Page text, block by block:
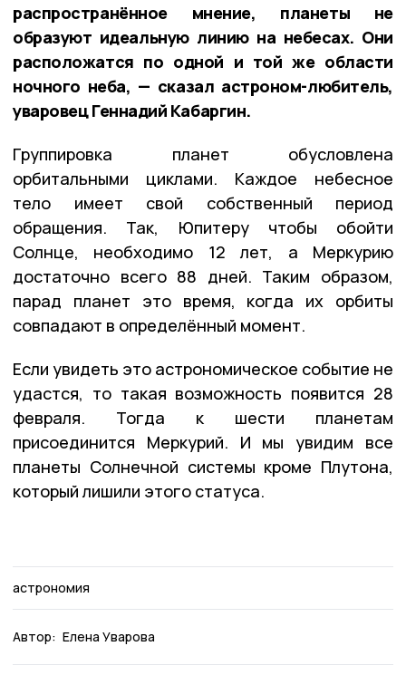
распространённое мнение, планеты не
образуют идеальную линию на небесах. Они
расположатся по одной и той же области
ночного неба, — сказал астроном-любитель,
уваровец Геннадий Кабаргин.
Группировка планет обусловлена
орбитальными циклами. Каждое небесное
тело имеет свой собственный период
обращения. Так, Юпитеру чтобы обойти
Солнце, необходимо 12 лет, а Меркурию
достаточно всего 88 дней. Таким образом,
парад планет это время, когда их орбиты
совпадают в определённый момент.
Если увидеть это астрономическое событие не
удастся, то такая возможность появится 28
февраля. Тогда к шести планетам
присоединится Меркурий. И мы увидим все
планеты Солнечной системы кроме Плутона,
который лишили этого статуса.
астрономия
Автор: Елена Уварова